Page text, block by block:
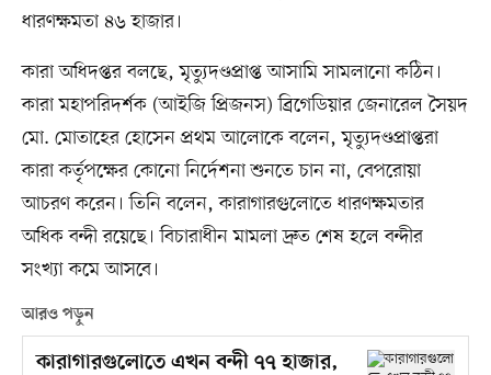
ধারণক্ষমতা ৪৬ হাজার।
কারা অধিদপ্তর বলছে, মৃত্যুদণ্ডপ্রাপ্ত আসামি সামলানো কঠিন।
কারা মহাপরিদর্শক (আইজি প্রিজনস) ব্রিগেডিয়ার জেনারেল সৈয়দ
মো. মোতাহের হোসেন প্রথম আলোকে বলেন, মৃত্যুদণ্ডপ্রাপ্তরা
কারা কর্তৃপক্ষের কোনো নির্দেশনা শুনতে চান না, বেপরোয়া
আচরণ করেন। তিনি বলেন, কারাগারগুলোতে ধারণক্ষমতার
অধিক বন্দী রয়েছে। বিচারাধীন মামলা দ্রুত শেষ হলে বন্দীর
সংখ্যা কমে আসবে।
আরও পড়ুন
কারাগারগুলোতে এখন বন্দী ৭৭ হাজার,